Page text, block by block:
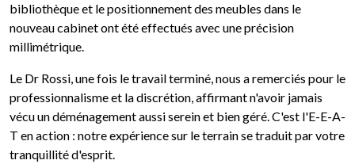
bibliothèque et le positionnement des meubles dans le
nouveau cabinet ont été effectués avec une précision
millimétrique.
Le Dr Rossi, une fois le travail terminé, nous a remerciés pour le
professionnalisme et la discrétion, affirmant n'avoir jamais
vécu un déménagement aussi serein et bien géré. C'est l'E-E-A-
T en action : notre expérience sur le terrain se traduit par votre
tranquillité d'esprit.